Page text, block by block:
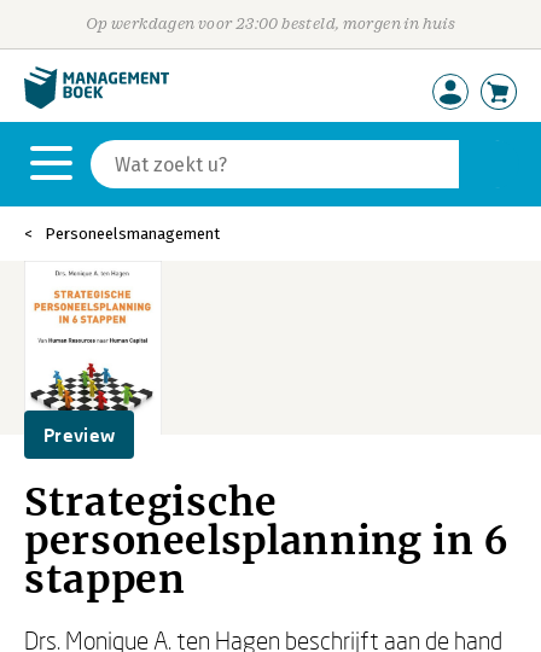
Op werkdagen voor 23:00 besteld, morgen in huis
Personeelsmanagement
Preview
Strategische
personeelsplanning in 6
stappen
Drs. Monique A. ten Hagen beschrijft aan de hand